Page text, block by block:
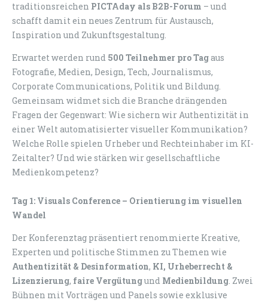
traditionsreichen PICTAday als B2B-Forum – und
schafft damit ein neues Zentrum für Austausch,
Inspiration und Zukunftsgestaltung.
Erwartet werden rund 500 Teilnehmer pro Tagaus
Fotografie, Medien, Design, Tech, Journalismus,
Corporate Communications, Politik und Bildung.
Gemeinsam widmet sich die Branche drängenden
Fragen der Gegenwart: Wie sichern wir Authentizität in
einer Welt automatisierter visueller Kommunikation?
Welche Rolle spielen Urheber und Rechteinhaber im KI-
Zeitalter? Und wie stärken wir gesellschaftliche
Medienkompetenz?
Tag 1: Visuals Conference – Orientierung im visuellen
Wandel
Der Konferenztag präsentiert renommierte Kreative,
Experten und politische Stimmen zu Themen wie
Authentizität & Desinformation, KI, Urheberrecht &
Lizenzierung, faire Vergütungund Medienbildung. Zwei
Bühnen mit Vorträgen und Panels sowie exklusive